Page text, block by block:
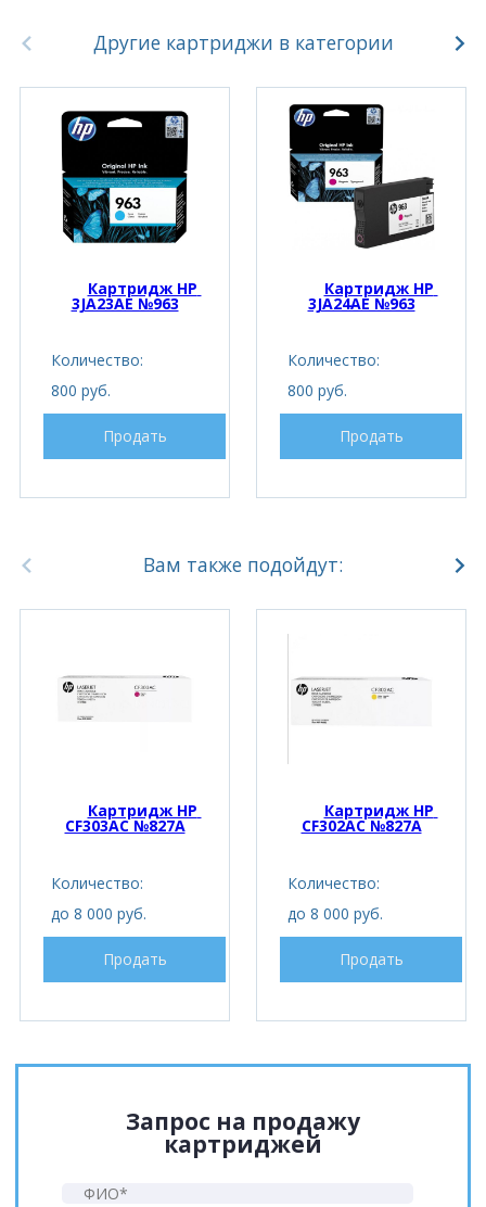
Другие картриджи в категории
Картридж HP
3JA23AE №963
Количество:
800 руб.
Продать
Картридж HP
3JA24AE №963
Количество:
800 руб.
Продать
Вам также подойдут:
Картридж HP
CF303AC №827A
Количество:
до 8 000 руб.
Продать
Картридж HP
CF302AC №827A
Количество:
до 8 000 руб.
Продать
Запрос на продажу
картриджей